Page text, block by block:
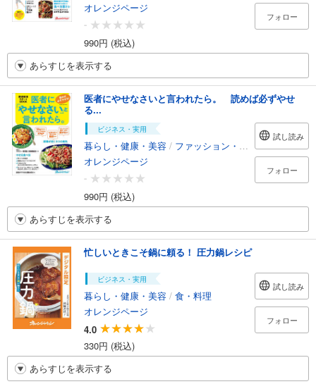
オレンジページ
-
990円 (税込)
フォロー
あらすじを表示する
医者にやせなさいと言われたら。 読めば必ずやせ
る...
ビジネス・実用
暮らし・健康・美容 / ファッション・美容
オレンジページ
-
990円 (税込)
試し読み
フォロー
あらすじを表示する
忙しいときこそ鍋に頼る！ 圧力鍋レシピ
ビジネス・実用
暮らし・健康・美容 / 食・料理
オレンジページ
4.0
330円 (税込)
試し読み
フォロー
あらすじを表示する